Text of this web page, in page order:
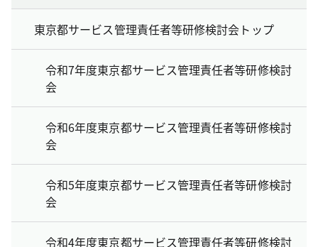
東京都サービス管理責任者等研修検討会トップ
令和7年度東京都サービス管理責任者等研修検討
会
令和6年度東京都サービス管理責任者等研修検討
会
令和5年度東京都サービス管理責任者等研修検討
会
令和4年度東京都サービス管理責任者等研修検討